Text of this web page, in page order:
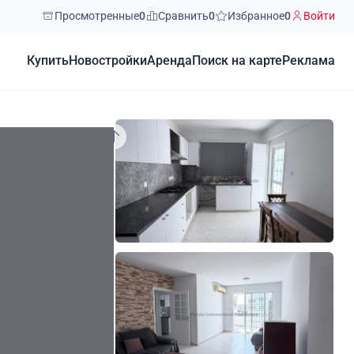
Просмотренные0 Сравнить0 Избранное0 Войти
КупитьНовостройкиАренда Поиск на карте Реклама